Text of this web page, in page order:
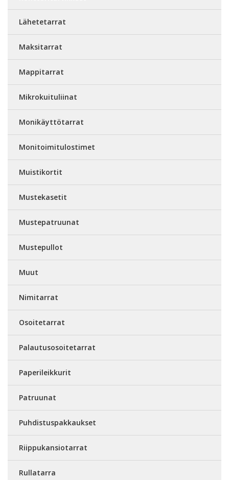
Lähetetarrat
Maksitarrat
Mappitarrat
Mikrokuituliinat
Monikäyttötarrat
Monitoimitulostimet
Muistikortit
Mustekasetit
Mustepatruunat
Mustepullot
Muut
Nimitarrat
Osoitetarrat
Palautusosoitetarrat
Paperileikkurit
Patruunat
Puhdistuspakkaukset
Riippukansiotarrat
Rullatarra